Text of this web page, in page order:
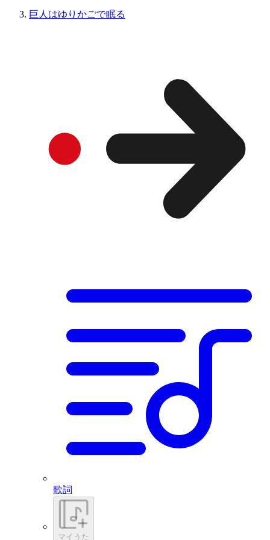
巨人はゆりかごで眠る
歌詞
マイうた